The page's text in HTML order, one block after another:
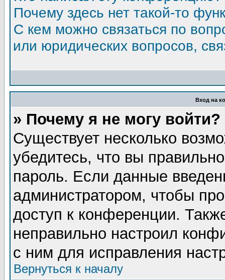
Почему здесь нет такой-то
С кем можно связаться по
или юридических вопросов,
Вход на
» Почему я не могу войти?
Существует несколько
убедитесь, что вы
пароль. Если данные
администратором, чтобы
доступ к конференции.
неправильно настроил
с ним для исправления
Вернуться к началу